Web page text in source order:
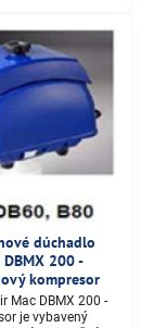
dúchadlo
DBMX 200 -
kompresor
Mac DBMX 200 -